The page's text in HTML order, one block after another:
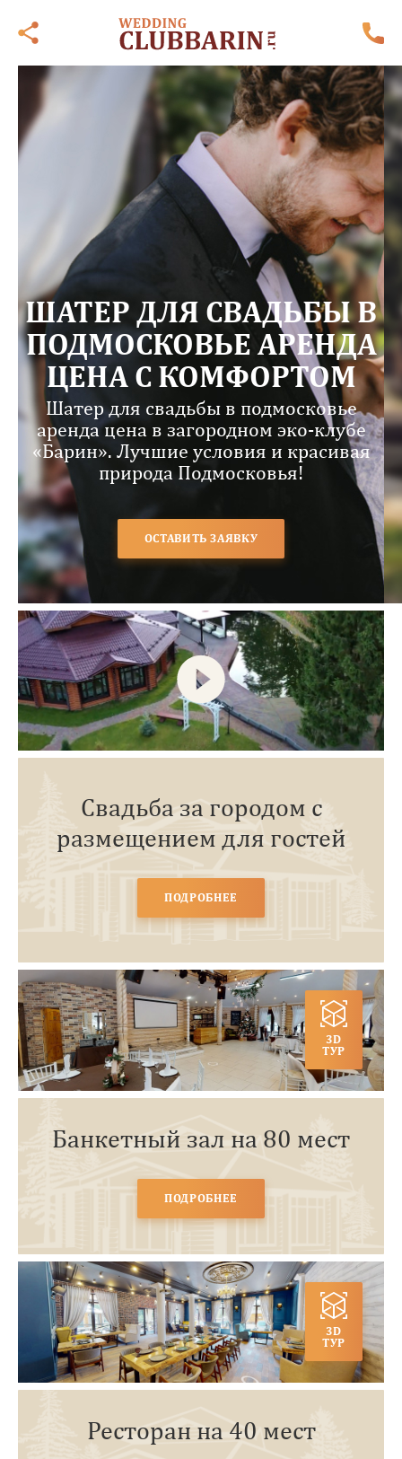
ШАТЕР ДЛЯ СВАДЬБЫ В
ПОДМОСКОВЬЕ АРЕНДА
ЦЕНА С КОМФОРТОМ
Шатер для свадьбы в подмосковье
аренда цена в загородном эко-клубе
«Барин». Лучшие условия и красивая
природа Подмосковья!
ОСТАВИТЬ ЗАЯВКУ
Свадьба за городом с
размещением для гостей
ПОДРОБНЕЕ
3D
ТУР
Банкетный зал на 80 мест
ПОДРОБНЕЕ
3D
ТУР
Ресторан на 40 мест